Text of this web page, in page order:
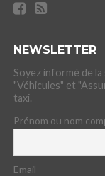
NEWSLETTER
Soyez informé de
"Véhicules" et
taxi.
Prénom ou nom
Email